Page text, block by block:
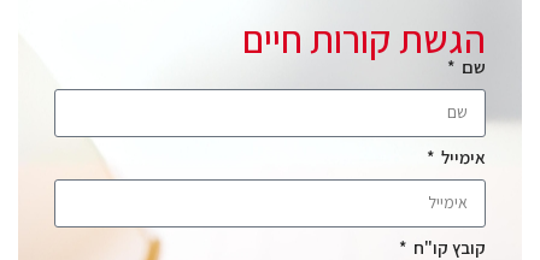
הגשת קורות חיים
שם
אימייל
קובץ קו"ח